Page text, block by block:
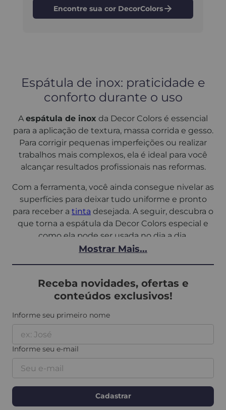
Encontre sua cor DecorColors
Espátula de inox: praticidade e
conforto durante o uso
Aespátula de inox da Decor Colors é essencial
para a aplicação de textura, massa corrida e gesso.
Para corrigir pequenas imperfeições ou realizar
trabalhos mais complexos, ela é ideal para você
alcançar resultados profissionais nas reformas.
Com a ferramenta, você ainda consegue nivelar as
superfícies para deixar tudo uniforme e pronto
para receber a tinta desejada. A seguir, descubra o
que torna a espátula da Decor Colors especial e
como ela pode ser usada no dia a dia.
espátulaé usada na aplicação de massa corrida,
adesivos e resíduos diversos, facilitando a
preparação das superfícies antes do recebimento
de novos materiais.
A versatilidade da
da Decor Colors permite o uso em diversas áreas,
como paredes, tetos, cantos e rodapés. Ela é ideal
para trabalhos em ambientes internos ou externos,
Mostrar Mais...
Receba novidades, ofertas e
conteúdos exclusivos!
Informe seu primeiro nome
Informe seu e-mail
Cadastrar